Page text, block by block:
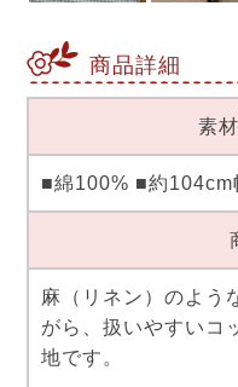
商品詳細
素
■綿100% ■約
麻（リネン）のよう
がら、扱いやすいコ
地です。